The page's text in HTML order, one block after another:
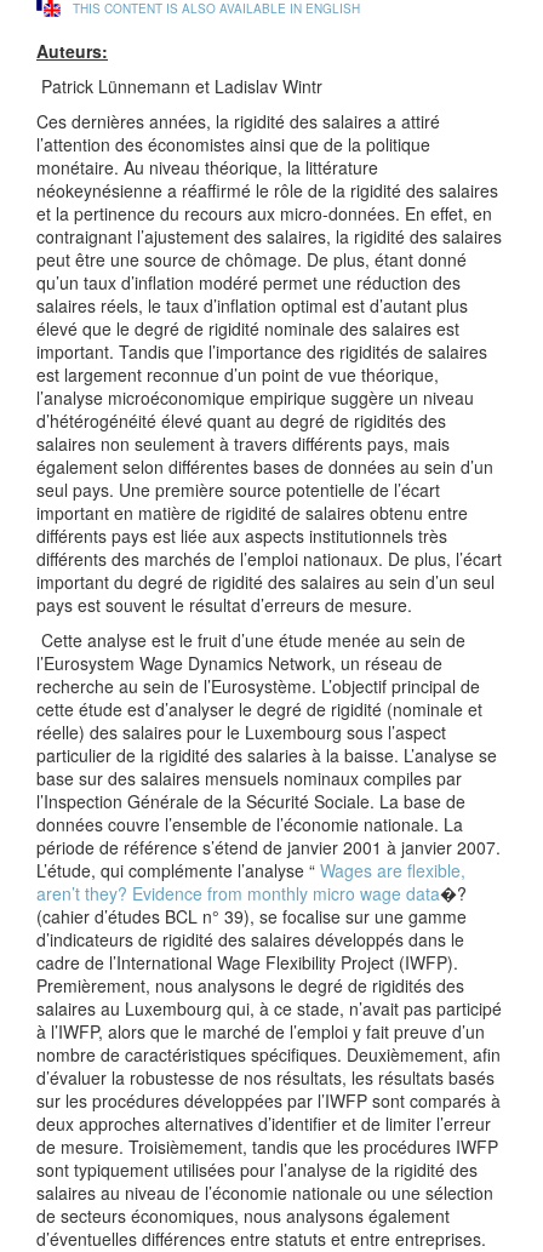
THIS CONTENT IS ALSO AVAILABLE IN ENGLISH
Auteurs:
Patrick Lünnemann et Ladislav Wintr
Ces dernières années, la rigidité des salaires a attiré
l’attention des économistes ainsi que de la politique
monétaire. Au niveau théorique, la littérature
néokeynésienne a réaffirmé le rôle de la rigidité des salaires
et la pertinence du recours aux micro-données. En effet, en
contraignant l’ajustement des salaires, la rigidité des salaires
peut être une source de chômage. De plus, étant donné
qu’un taux d’inflation modéré permet une réduction des
salaires réels, le taux d’inflation optimal est d’autant plus
élevé que le degré de rigidité nominale des salaires est
important. Tandis que l’importance des rigidités de salaires
est largement reconnue d’un point de vue théorique,
l’analyse microéconomique empirique suggère un niveau
d’hétérogénéité élevé quant au degré de rigidités des
salaires non seulement à travers différents pays, mais
également selon différentes bases de données au sein d’un
seul pays. Une première source potentielle de l’écart
important en matière de rigidité de salaires obtenu entre
différents pays est liée aux aspects institutionnels très
différents des marchés de l’emploi nationaux. De plus, l’écart
important du degré de rigidité des salaires au sein d’un seul
pays est souvent le résultat d’erreurs de mesure.
Cette analyse est le fruit d’une étude menée au sein de
l’Eurosystem Wage Dynamics Network, un réseau de
recherche au sein de l’Eurosystème. L’objectif principal de
cette étude est d’analyser le degré de rigidité (nominale et
réelle) des salaires pour le Luxembourg sous l’aspect
particulier de la rigidité des salaries à la baisse. L’analyse se
base sur des salaires mensuels nominaux compiles par
l’Inspection Générale de la Sécurité Sociale. La base de
données couvre l’ensemble de l’économie nationale. La
période de référence s’étend de janvier 2001 à janvier 2007.
L’étude, qui complémente l’analyse “ Wages are flexible,
aren’t they? Evidence from monthly micro wage data�?
(cahier d’études BCL n° 39), se focalise sur une gamme
d’indicateurs de rigidité des salaires développés dans le
cadre de l’International Wage Flexibility Project (IWFP).
Premièrement, nous analysons le degré de rigidités des
salaires au Luxembourg qui, à ce stade, n’avait pas participé
à l’IWFP, alors que le marché de l’emploi y fait preuve d’un
nombre de caractéristiques spécifiques. Deuxièmement, afin
d’évaluer la robustesse de nos résultats, les résultats basés
sur les procédures développées par l’IWFP sont comparés à
deux approches alternatives d’identifier et de limiter l’erreur
de mesure. Troisièmement, tandis que les procédures IWFP
sont typiquement utilisées pour l’analyse de la rigidité des
salaires au niveau de l’économie nationale ou une sélection
de secteurs économiques, nous analysons également
d’éventuelles différences entre statuts et entre entreprises.